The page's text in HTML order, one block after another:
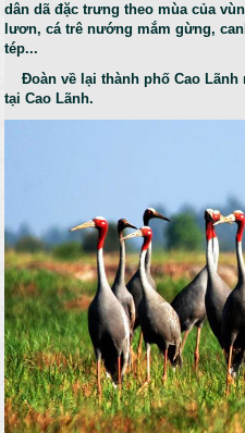
dân dã đặc trưng theo mùa của
lươn, cá trê nướng mắm gừng,
tép...
Đoàn về lại thành phố Cao Lãnh
tại Cao Lãnh.